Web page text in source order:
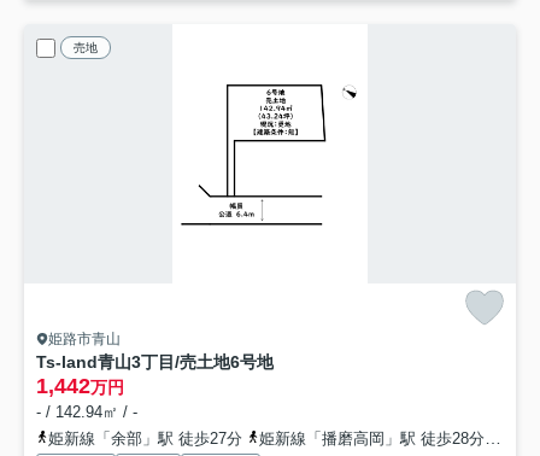
売地
姫路市青山
Ts-land青山3丁目/売土地6号地
1,442万円
- / 142.94㎡ / -
姫新線「余部」駅 徒歩27分
姫新線「播磨高岡」駅 徒歩28分